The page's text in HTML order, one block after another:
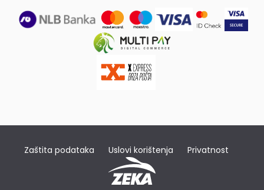
Zaštita podataka Uslovi korištenja Privatnost